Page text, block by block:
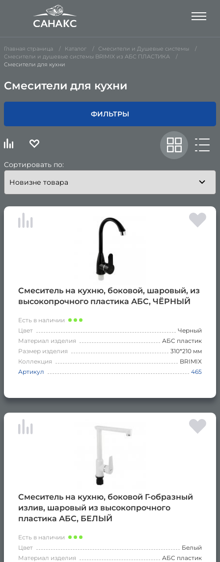
Главная страница Каталог
Смесители и Душевые системы
Смесители и душевые системы BRIMIX из АБС ПЛАСТИКА
Смесители для кухни
Смесители для кухни
ФИЛЬТРЫ
Сортировать по:
Смеситель на кухню, боковой, шаровый, из
высокопрочного пластика АБС, ЧЁРНЫЙ
Есть в наличии
Цвет
Черный
Материал изделия
АБС пластик
Размер изделия
310*210 мм
Коллекция
BRIMIX
Артикул
465
Смеситель на кухню, боковой Г-образный
излив, шаровый из высокопрочного
пластика АБС, БЕЛЫЙ
Есть в наличии
Цвет
Белый
Материал изделия
АБС пластик